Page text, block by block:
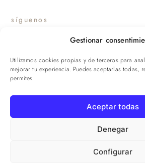
Gestionar
Utilizamos cookies propias y de terceros para
mejorar tu experiencia. Puedes aceptarlas todas,
permites.
Aceptar todas
Denegar
Configurar
síguenos
suscríbete a nuestras
© 2026 Viandas de la Sierra · Damaroca